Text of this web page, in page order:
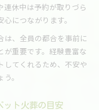
休中は予約が取りづら
につながります。
は、全員の都合を事前に
重要です。経験豊富な
してくれるため、不安や
。
ット火葬の目安